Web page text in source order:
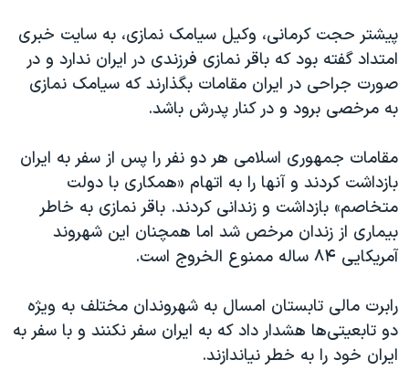
پیشتر حجت کرمانی، وکیل سیامک نمازی، به سایت خبری
امتداد گفته بود که باقر نمازی فرزندی در ایران ندارد و در
صورت جراحی در ایران مقامات بگذارند که سیامک نمازی
به مرخصی برود و در کنار پدرش باشد.
مقامات جمهوری اسلامی هر دو نفر را پس از سفر به ایران
بازداشت کردند و آنها را به اتهام «همکاری با دولت
متخاصم» بازداشت و زندانی کردند. باقر نمازی به خاطر
بیماری از زندان مرخص شد اما همچنان این شهروند
آمریکایی ۸۴ ساله ممنوع الخروج است.
رابرت مالی تابستان امسال به شهروندان مختلف به ویژه
دو تابعیتی‌ها هشدار داد که به ایران سفر نکنند و با سفر به
ایران خود را به خطر نیاندازند.